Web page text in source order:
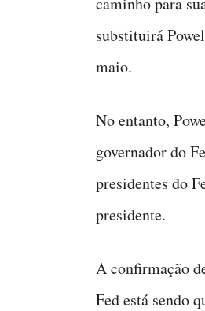
substituirá
maio.
No entanto,
governador do
presidentes do
presidente.
A confirmação
Fed está sendo